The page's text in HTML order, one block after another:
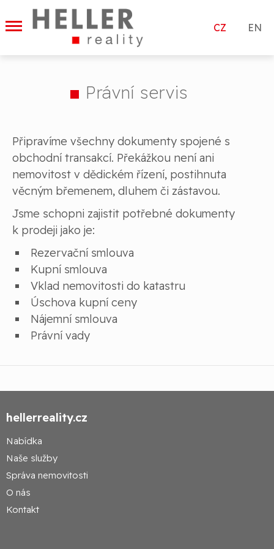
CZ EN
Právní servis
Připravíme všechny dokumenty spojené s
obchodní transakcí. Překážkou není ani
nemovitost v dědickém řízení, postihnuta
věcným břemenem, dluhem či zástavou.
Jsme schopni zajistit potřebné dokumenty
k prodeji jako je:
Rezervační smlouva
Kupní smlouva
Vklad nemovitosti do katastru
Úschova kupní ceny
Nájemní smlouva
Právní vady
hellerreality.cz
Nabídka
Naše služby
Správa nemovitosti
O nás
Kontakt